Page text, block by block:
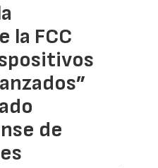
la FCC
de